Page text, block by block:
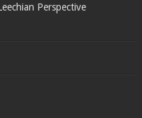
Perspective